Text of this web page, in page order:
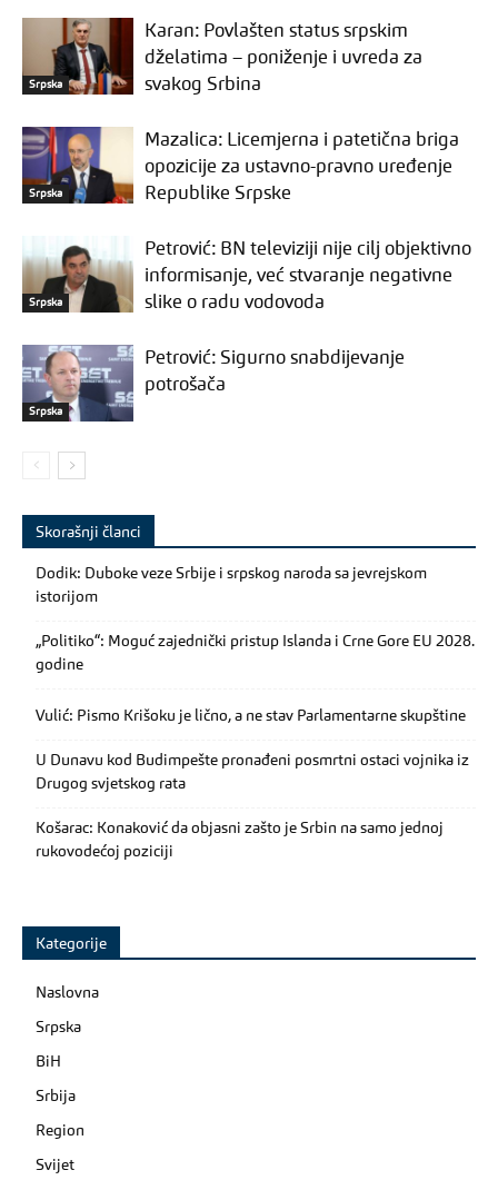
Srpska
Karan: Povlašten status srpskim
dželatima – poniženje i uvreda za
svakog Srbina
Srpska
Mazalica: Licemjerna i patetična briga
opozicije za ustavno-pravno uređenje
Republike Srpske
Srpska
Petrović: BN televiziji nije cilj objektivno
informisanje, već stvaranje negativne
slike o radu vodovoda
Srpska
Petrović: Sigurno snabdijevanje
potrošača
Skorašnji članci
Dodik: Duboke veze Srbije i srpskog naroda sa jevrejskom
istorijom
„Politiko“: Moguć zajednički pristup Islanda i Crne Gore EU 2028.
godine
Vulić: Pismo Krišoku je lično, a ne stav Parlamentarne skupštine
U Dunavu kod Budimpešte pronađeni posmrtni ostaci vojnika iz
Drugog svjetskog rata
Košarac: Konaković da objasni zašto je Srbin na samo jednoj
rukovodećoj poziciji
Kategorije
Naslovna
Srpska
BiH
Srbija
Region
Svijet